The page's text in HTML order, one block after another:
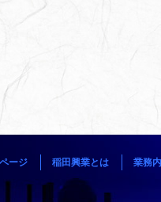
ージ 稲田興業とは 業務